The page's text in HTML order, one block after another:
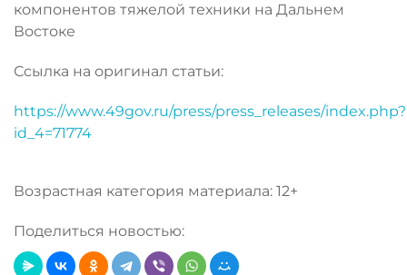
компонентов тяжелой техники на Дальнем
Востоке
Ссылка на оригинал статьи:
https://www.49gov.ru/press/press_releases/index.php?
id_4=71774
Возрастная категория материала: 12+
Поделиться новостью: